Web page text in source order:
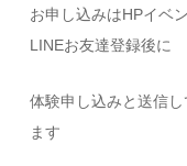
お申し込みはHPイ
LINEお友達登録後に
体験申し込みと送信
ます